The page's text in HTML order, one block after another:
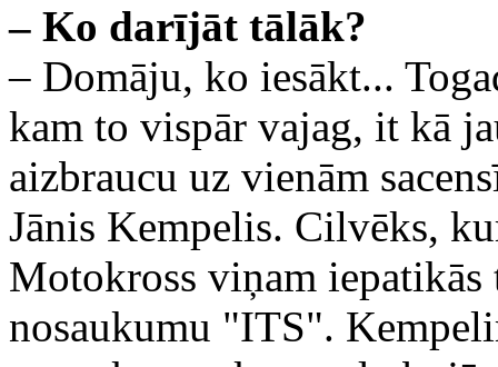
– Ko darījāt tālāk?
– Domāju, ko iesākt...
kam to vispār vajag, it kā
aizbraucu uz vienām
Jānis Kempelis. Cilvēks,
Motokross viņam
nosaukumu "ITS".